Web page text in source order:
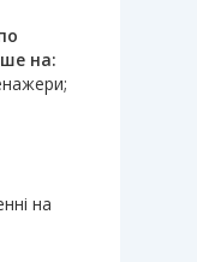
на:
на